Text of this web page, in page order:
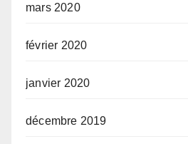
mars 2020
février 2020
janvier 2020
décembre 2019